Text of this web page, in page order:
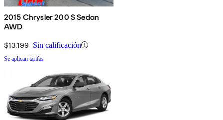
2015 Chrysler 200 S Sedan
AWD
$13,199 Sin calificación
Se aplican tarifas